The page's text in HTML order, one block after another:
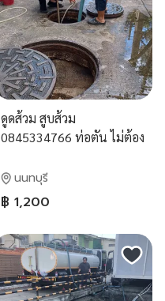
ดูดส้วม สูบส้วม
0845334766 ท่อตัน ไม่ต้อง
นนทบุรี
฿ 1,200